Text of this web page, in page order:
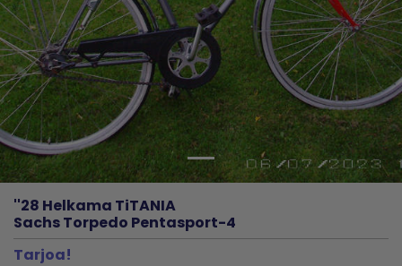
''28 Helkama TiTANIA
Sachs Torpedo Pentasport-4
Tarjoa!